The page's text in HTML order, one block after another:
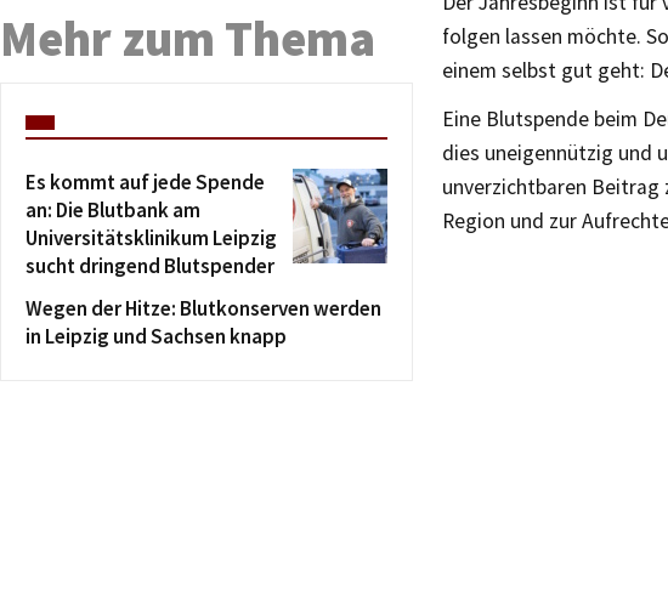
folgen lassen möchte.
einem selbst gut geht:
Eine Blutspende beim
dies uneigennützig und
unverzichtbaren Beitrag
Region und zur
Mehr zum Thema
Es kommt auf jede Spende
an: Die Blutbank am
Universitätsklinikum Leipzig
sucht dringend Blutspender
Wegen der Hitze: Blutkonserven werden
in Leipzig und Sachsen knapp